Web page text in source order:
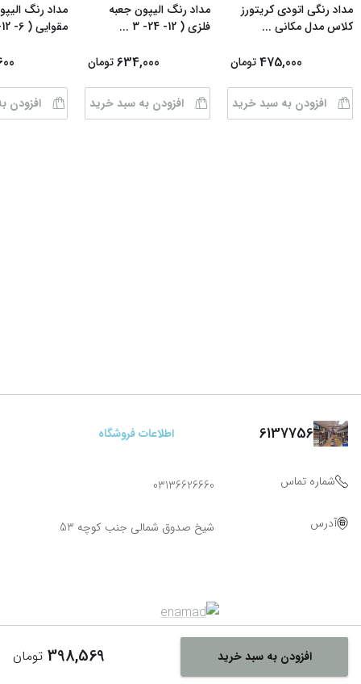
مداد رنگی اتودی کریتورز
کلاس مدل مکانی ...
475,000 تومان
افزودن به سبد خرید
مداد رنگ الیپون جعبه
فلزی ( 12- 24- 3
...
634,000 تومان
افزودن به سبد خرید
مداد رنگ
مقوایی ( 6- 12- 2
افزودن
افزودن به سبد خرید 398,569 تومان
6137756 اطلاعات فروشگاه
شماره تماس 03136626660
آدرس شیخ صدوق شمالی جنب کوچه 53